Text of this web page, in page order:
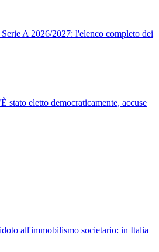
A 2026/2027: l'elenco completo dei
stato eletto democraticamente, accuse
all'immobilismo societario: in Italia